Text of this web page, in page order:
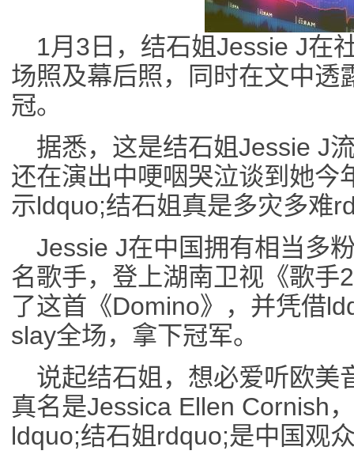
1月3日，结石姐Jessie J在
场照及幕后照，同时在文中透
冠。
据悉，这是结石姐Jessie J
还在演出中哽咽哭泣谈到她今
示ldquo;结石姐真是多灾多难
Jessie J在中国拥有相当多
名歌手，登上湖南卫视《歌手
了这首《Domino》，并凭借
slay全场，拿下冠军。
说起结石姐，想必爱听欧美
真名是Jessica Ellen Cornish
ldquo;结石姐rdquo;是中国观